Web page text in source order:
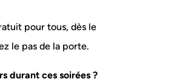
pour tous, dès le
le pas de la porte.
durant ces soirées ?